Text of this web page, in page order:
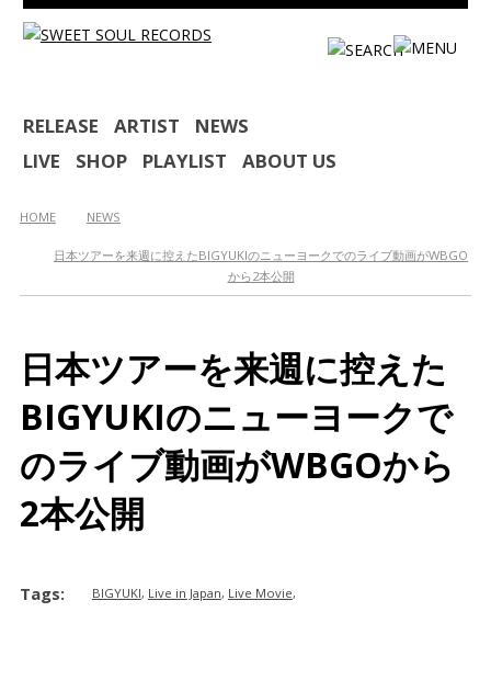
HOME
RELEASE
NEWS
SHOP
PLAYLIST
ABOUT US
TERMS OF USE
RELEASE ARTIST
NEWS
LIVE
SHOP PLAYLIST ABOUT US
HOME NEWS
日本ツアーを来週に控えたBIGYUKIのニューヨークでのライブ動画がWBGO
から2本公開
日本ツアーを来週に控えた
BIGYUKIのニューヨークで
のライブ動画がWBGOから
2本公開
Tags: BIGYUKI, Live in Japan, Live Movie,